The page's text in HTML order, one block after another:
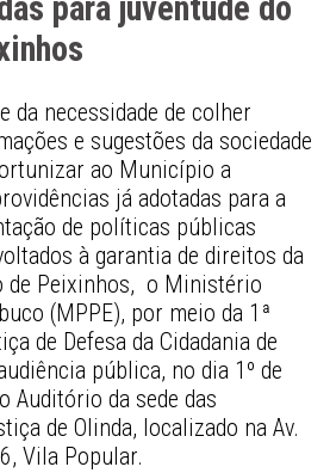
para juventude do
da necessidade de colher
e sugestões da sociedade
ao Município a
já adotadas para a
de políticas públicas
à garantia de direitos da
Peixinhos,  o Ministério
(MPPE), por meio da 1ª
de Defesa da Cidadania de
pública, no dia 1º de
Auditório da sede das
de Olinda, localizado na Av.
Vila Popular.